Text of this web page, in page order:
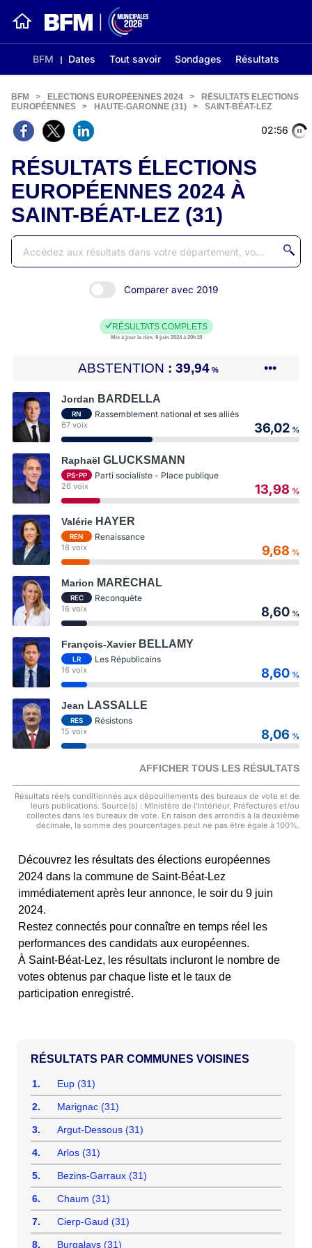
BFM Dates Tout savoir Sondages Résultats
02:56
BFM > ELECTIONS EUROPÉENNES 2024 >
RÉSULTATS ELECTIONS
EUROPÉENNES
> HAUTE-GARONNE (31) > SAINT-BÉAT-LEZ
RÉSULTATS ÉLECTIONS
EUROPÉENNES 2024 À
SAINT-BÉAT-LEZ (31)
Comparer avec 2019
RÉSULTATS COMPLETS
Mis à jour le dim. 9 juin 2024 à 20h18
ABSTENTION 39,94 % •••
Jordan BARDELLA
RN Rassemblement national et ses alliés
67 voix 36,02 %
Raphaël GLUCKSMANN
PS-PP Parti socialiste - Place publique
26 voix 13,98 %
Valérie HAYER
REN Renaissance
18 voix 9,68 %
Marion MARÉCHAL
REC Reconquête
16 voix 8,60 %
François-Xavier BELLAMY
LR Les Républicains
16 voix 8,60 %
Jean LASSALLE
RES Résistons
15 voix 8,06 %
AFFICHER TOUS LES RÉSULTATS
Résultats réels conditionnés aux dépouillements des bureaux de vote et de
leurs publications. Source(s) : Ministère de l'Intérieur, Préfectures et/ou
collectes dans les bureaux de vote. En raison des arrondis à la deuxième
décimale, la somme des pourcentages peut ne pas être égale à 100%.
Découvrez les résultats des élections européennes
2024 dans la commune de Saint-Béat-Lez
immédiatement après leur annonce, le soir du 9 juin
2024.
Restez connectés pour connaître en temps réel les
performances des candidats aux européennes.
À Saint-Béat-Lez, les résultats incluront le nombre de
votes obtenus par chaque liste et le taux de
participation enregistré.
COMMUNES VOISINES
1. Eup (31)
2. Marignac (31)
3. Argut-Dessous (31)
4. Arlos (31)
5. Bezins-Garraux (31)
6. Chaum (31)
7. Cierp-Gaud (31)
8. Burgalays (31)